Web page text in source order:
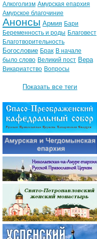
Алкоголизм Амурская епархия
Амурское благочиние
Анонсы Армия Бари
Беременность и роды Благовест
Благотворительность
Богословие Брак В начале
было слово Великий пост Вера
Викариатство Вопросы
Показать все теги